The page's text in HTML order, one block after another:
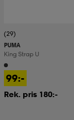
(29)
PUMA
King Strap U
99:-
Rek. pris 180:-